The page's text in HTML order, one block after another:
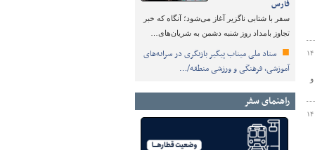
فارس
سفر با شتابی ناگزیر آغاز می‌شود؛ آنگاه که خبر
تجاوز بامداد روز شنبه دشمن به شریان‌های…
ستاد ملی میناب پیگیر بازنگری در سرانه‌های
آموزشی، فرهنگی و ورزشی منطقه/…
راهنمای سفر